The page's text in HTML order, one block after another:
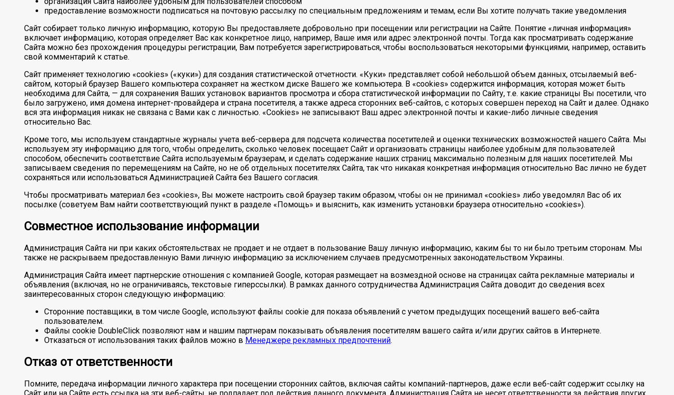
предоставление возможности подписаться на почтовую рассылку по специальным предложениям и темам, если Вы хотите получать такие уведомления
Сайт собирает только личную информацию, которую Вы предоставляете добровольно при посещении или регистрации на Сайте. Понятие «личная информация»
включает информацию, которая определяет Вас как конкретное лицо, например, Ваше имя или адрес электронной почты. Тогда как просматривать содержание
Сайта можно без прохождения процедуры регистрации, Вам потребуется зарегистрироваться, чтобы воспользоваться некоторыми функциями, например, оставить
свой комментарий к статье.
Сайт применяет технологию «cookies» («куки») для создания статистической отчетности. «Куки» представляет собой небольшой объем данных, отсылаемый веб-
сайтом, который браузер Вашего компьютера сохраняет на жестком диске Вашего же компьютера. В «cookies» содержится информация, которая может быть
необходима для Сайта, — для сохранения Ваших установок вариантов просмотра и сбора статистической информации по Сайту, т.е. какие страницы Вы посетили, что
было загружено, имя домена интернет-провайдера и страна посетителя, а также адреса сторонних веб-сайтов, с которых совершен переход на Сайт и далее. Однако
вся эта информация никак не связана с Вами как с личностью. «Cookies» не записывают Ваш адрес электронной почты и какие-либо личные сведения
относительно Вас.
Кроме того, мы используем стандартные журналы учета веб-сервера для подсчета количества посетителей и оценки технических возможностей нашего Сайта. Мы
используем эту информацию для того, чтобы определить, сколько человек посещает Сайт и организовать страницы наиболее удобным для пользователей
способом, обеспечить соответствие Сайта используемым браузерам, и сделать содержание наших страниц максимально полезным для наших посетителей. Мы
записываем сведения по перемещениям на Сайте, но не об отдельных посетителях Сайта, так что никакая конкретная информация относительно Вас лично не будет
сохраняться или использоваться Администрацией Сайта без Вашего согласия.
Чтобы просматривать материал без «cookies», Вы можете настроить свой браузер таким образом, чтобы он не принимал «cookies» либо уведомлял Вас об их
посылке (советуем Вам найти соответствующий пункт в разделе «Помощь» и выяснить, как изменить установки браузера относительно «cookies»).
Совместное использование информации
Администрация Сайта ни при каких обстоятельствах не продает и не отдает в пользование Вашу личную информацию, каким бы то ни было третьим сторонам. Мы
также не раскрываем предоставленную Вами личную информацию за исключением случаев предусмотренных законодательством Украины.
Администрация Сайта имеет партнерские отношения с компанией Google, которая размещает на возмездной основе на страницах сайта рекламные материалы и
объявления (включая, но не ограничиваясь, текстовые гиперссылки). В рамках данного сотрудничества Администрация Сайта доводит до сведения всех
заинтересованных сторон следующую информацию:
Сторонние поставщики, в том числе Google, используют файлы cookie для показа объявлений с учетом предыдущих посещений вашего веб-сайта
пользователем.
Файлы cookie DoubleClick позволяют нам и нашим партнерам показывать объявления посетителям вашего сайта и/или других сайтов в Интернете.
Отказаться от использования таких файлов можно в Менеджере рекламных предпочтений.
Отказ от ответственности
Помните, передача информации личного характера при посещении сторонних сайтов, включая сайты компаний-партнеров, даже если веб-сайт содержит ссылку на